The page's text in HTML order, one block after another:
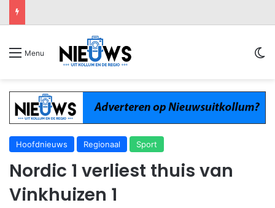
Menu
Hoofdnieuws Regionaal Sport
Nordic 1 verliest thuis van
Vinkhuizen 1